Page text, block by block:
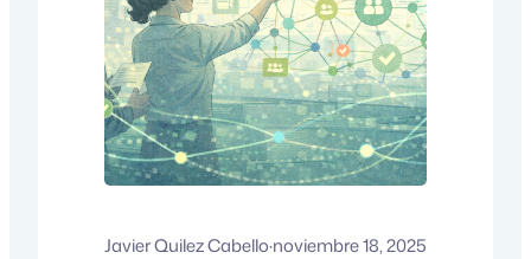
Javier Quilez Cabello·noviembre 18, 2025